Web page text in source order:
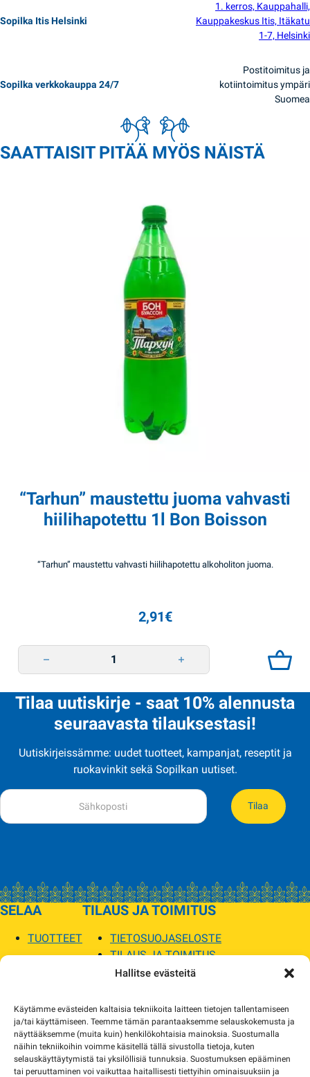
Hallitse evästeitä
Käytämme evästeiden kaltaisia tekniikoita laitteen tietojen tallentamiseen
ja/tai käyttämiseen. Teemme tämän parantaaksemme selauskokemusta ja
näyttääksemme (muita kuin) henkilökohtaisia mainoksia. Suostumalla
näihin tekniikoihin voimme käsitellä tällä sivustolla tietoja, kuten
selauskäyttäytymistä tai yksilöllisiä tunnuksia. Suostumuksen epääminen
tai peruuttaminen voi vaikuttaa haitallisesti tiettyihin ominaisuuksiin ja
Sopilka Itis Helsinki
1. kerros, Kauppahalli,
Kauppakeskus Itis, Itäkatu
1-7, Helsinki
Sopilka verkkokauppa 24/7
Postitoimitus ja
kotiintoimitus ympäri
Suomea
SAATTAISIT PITÄÄ MYÖS NÄISTÄ
“Tarhun” maustettu juoma vahvasti
hiilihapotettu 1l Bon Boisson
“Tarhun” maustettu vahvasti hiilihapotettu alkoholiton juoma.
2,91€
"Tarhun" maustettu juoma vahvasti hiilihapotettu 1l Bon Boisson
Tilaa uutiskirje - saat 10% alennusta
seuraavasta tilauksestasi!
Uutiskirjeissämme: uudet tuotteet, kampanjat, reseptit ja
ruokavinkit sekä Sopilkan uutiset.
Tilaa
SELAA
TUOTTEET
TILAUS JA TOIMITUS
TIETOSUOJASELOSTE
TILAUS JA TOIMITUS
TOIMITUSEHDOT
MYYMÄLÄT JA YHTEYSTIEDOT
USEIN KYSYTYT
AJANKOHTAISTA